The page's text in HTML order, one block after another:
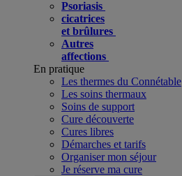
Psoriasis
cicatrices
et brûlures
Autres
affections
En pratique
Les thermes du Connétable
Les soins thermaux
Soins de support
Cure découverte
Cures libres
Démarches et tarifs
Organiser mon séjour
Je réserve ma cure